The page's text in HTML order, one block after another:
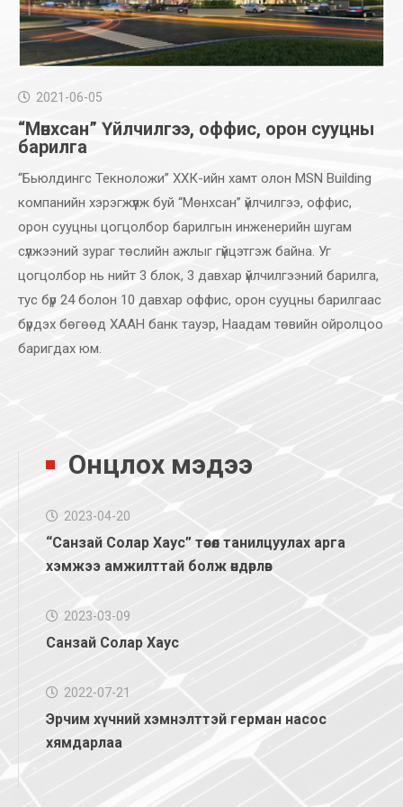
2021-06-05
“Мөнхсан” Үйлчилгээ, оффис, орон сууцны
барилга
“Бьюлдингс Текноложи” ХХК-ийн хамт олон MSN Building
компанийн хэрэгжүүлж буй “Мөнхсан” үйлчилгээ, оффис,
орон сууцны цогцолбор барилгын инженерийн шугам
сүлжээний зураг төслийн ажлыг гүйцэтгэж байна. Уг
цогцолбор нь нийт 3 блок, 3 давхар үйлчилгээний барилга,
тус бүр 24 болон 10 давхар оффис, орон сууцны барилгаас
бүрдэх бөгөөд ХААН банк тауэр, Наадам төвийн ойролцоо
баригдах юм.
Онцлох мэдээ
2023-04-20
“Санзай Солар Хаус” төсөл танилцуулах арга
хэмжээ амжилттай болж өндөрлөв
2023-03-09
Санзай Солар Хаус
2022-07-21
Эрчим хүчний хэмнэлттэй герман насос
хямдарлаа